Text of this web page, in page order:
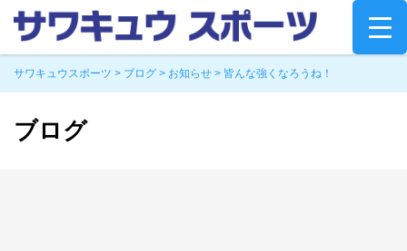
Skip
content
サワキュウスポーツ > ブログ > お知らせ > 皆んな強くなろうね！
ブログ